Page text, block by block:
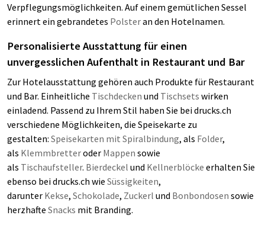
Verpflegungsmöglichkeiten. Auf einem gemütlichen Sessel
erinnert ein gebrandetes Polsteran den Hotelnamen.
Personalisierte Ausstattung für einen
unvergesslichen Aufenthalt in Restaurant und Bar
Zur Hotelausstattung gehören auch Produkte für Restaurant
und Bar. Einheitliche Tischdecken und Tischsets wirken
einladend. Passend zu Ihrem Stil haben Sie bei drucks.ch
verschiedene Möglichkeiten, die Speisekarte zu
gestalten: Speisekarten mit Spiralbindung, als Folder,
als Klemmbretteroder Mappen sowie
als Tischaufsteller. Bierdeckel und Kellnerblöcke erhalten Sie
ebenso bei drucks.ch wie Süssigkeiten,
darunter Kekse, Schokolade, Zuckerl und Bonbondosen sowie
herzhafte Snacks mit Branding.